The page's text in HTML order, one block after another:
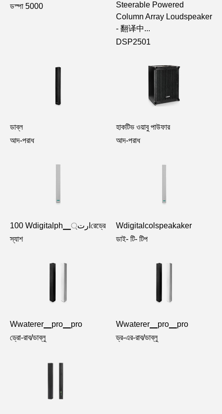
ডস্পা 5000
Steerable Powered
Column Array Loudspeaker
- 翻译中...
DSP2501
ডাব্ল
আদ-পরাধ
হাকটিভ ওয়াবু পাউফার
আদ-পরাধ
100 Wdigitalph▁ارت্রেড্রে
স্যাশ
Wdigitalcolspeakaker
ডাই- টি- টিপ
Wwaterer▁pro▁pro
ড্রো-রাব/ডাব্লু
Wwaterer▁pro▁pro
ড্র-এর-রাব/ডাব্লু